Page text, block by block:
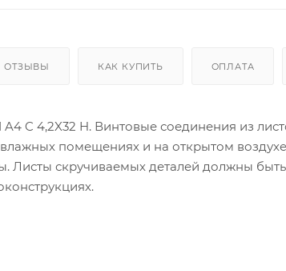
ОТЗЫВЫ КАК КУПИТЬ ОПЛАТА
C 4,2X32 H. Винтовые соединения из
помещениях и на открытом
Листы скручиваемых деталей должны